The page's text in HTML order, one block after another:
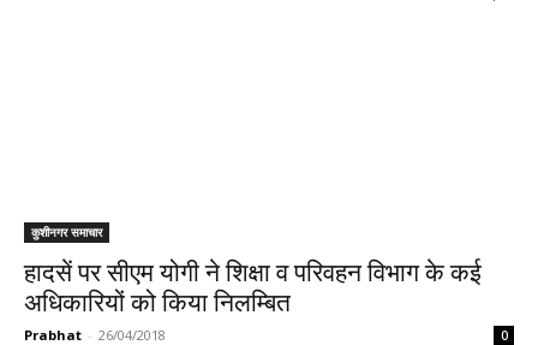
कुशीनगर समाचार
हादसें पर सीएम योगी ने शिक्षा व परिवहन विभाग के कई
अधिकारियों को किया निलम्बित
Prabhat - 26/04/2018 0